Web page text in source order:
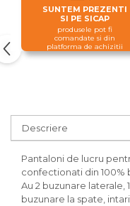
SUNTEM PREZENTI
SI PE SICAP
produsele pot fi
comandate si din
platforma de achizitii
Descriere
Pantaloni de lucru
confectionati din 100%
Au 2 buzunare laterale,
buzunare la spate,